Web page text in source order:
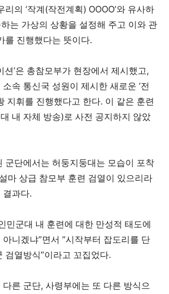
의 ‘작계(작전계획) OOOO’와 유사하
는 가상의 상황을 설정해 주고 이와 관
를 진행했다는 뜻이다.
션’은 총참모부가 현장에서 제시했고,
속 통신국 성원이 제시한 새로운 ‘전
지휘를 진행했다고 한다. 이 같은 훈련
내 자체 방송)로 사전 공지하지 않았
군단에서는 허둥지둥대는 모습이 포착
마 상급 참모부 훈련 검열이 있으리라
결과다.
민군대 내 훈련에 대한 만성적 태도에
니겠냐”면서 “시작부터 잡도리를 단
검열방식”이라고 꼬집었다.
른 군단, 사령부에는 또 다른 방식으